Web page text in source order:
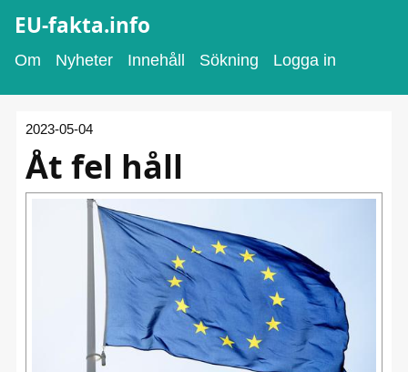
EU-fakta.info
Om Nyheter Innehåll Sökning Logga in
2023-05-04
Åt fel håll